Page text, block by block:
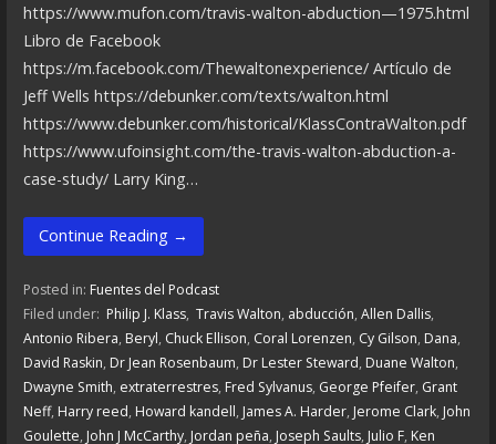
https://www.mufon.com/travis-walton-abduction—1975.html
Libro de Facebook
https://m.facebook.com/Thewaltonexperience/ Artículo de
Jeff Wells https://debunker.com/texts/walton.html
https://www.debunker.com/historical/KlassContraWalton.pdf
https://www.ufoinsight.com/the-travis-walton-abduction-a-
case-study/ Larry King…
Continue Reading →
Posted in: Fuentes del Podcast
Filed under: Philip J. Klass, Travis Walton, abducción, Allen Dallis,
Antonio Ribera, Beryl, Chuck Ellison, Coral Lorenzen, Cy Gilson, Dana,
David Raskin, Dr Jean Rosenbaum, Dr Lester Steward, Duane Walton,
Dwayne Smith, extraterrestres, Fred Sylvanus, George Pfeifer, Grant
Neff, Harry reed, Howard kandell, James A. Harder, Jerome Clark, John
Goulette, John J McCarthy, Jordan peña, Joseph Saults, Julio F, Ken